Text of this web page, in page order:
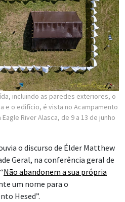
incluindo as paredes exteriores, o
e o edifício, é vista no Acampamento
River Alasca, de 9 a 13 de junho
o discurso de Élder Matthew
Geral, na conferência geral de
Não abandonem a sua própria
um nome para o
Hesed”.